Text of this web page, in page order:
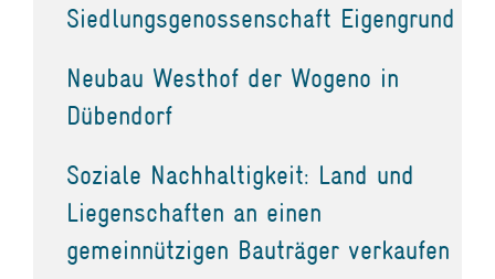
Siedlungsgenossenschaft Eigengrund
Neubau Westhof der Wogeno in
Dübendorf
Soziale Nachhaltigkeit: Land und
Liegenschaften an einen
gemeinnützigen Bauträger verkaufen